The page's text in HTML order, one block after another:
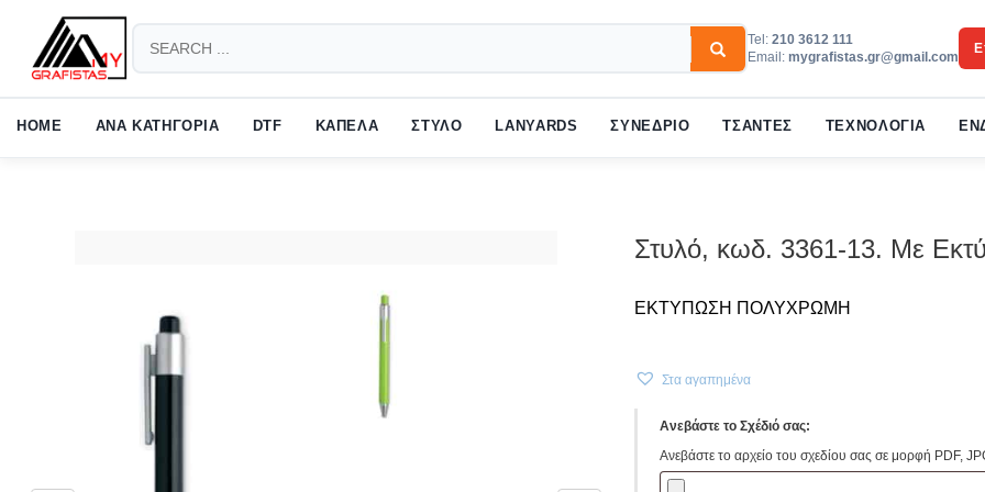
HOW TO SHOP
1 Login or create new account.
If you still have problems, please let us know, by sending an email to support@website.com . Thank you!
Tel:210 3612 111
Email:mygrafistas.gr@gmail.com
HOME ΑΝΑ ΚΑΤΗΓΟΡΙΑ DTF ΚΑΠΕΛΑ ΣΤΥΛΟ LANYARDS ΣΥΝΕΔΡΙΟ ΤΣΑΝΤΕΣ ΤΕΧΝΟΛΟΓΙΑ
Στυλό, κωδ. 3361-13. Με
ΕΚΤΥΠΩΣΗ ΠΟΛΥΧΡΩΜΗ
Στα αγαπημένα
Ανεβάστε το Σχέδιό σας:
Ανεβάστε το αρχείο του σχεδίου σας σε μορφή PDF,